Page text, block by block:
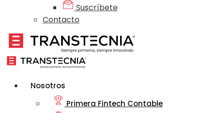
Suscríbete
Contacto
Nosotros
Primera Fintech Contable